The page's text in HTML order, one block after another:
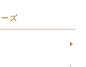
ズ